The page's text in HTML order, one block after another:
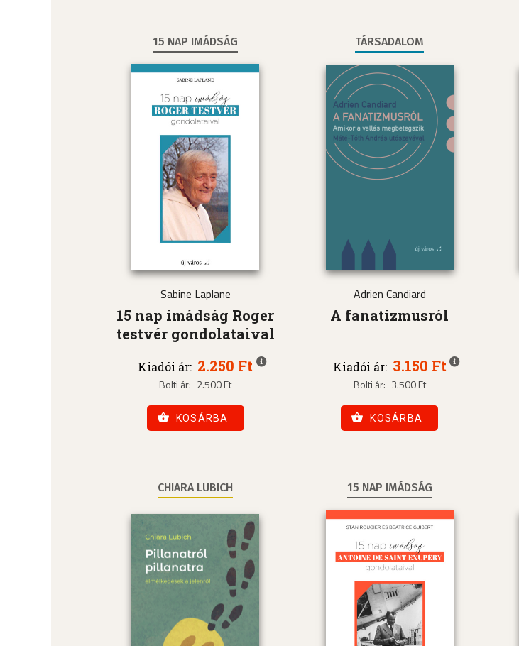
15 NAP IMÁDSÁG
Sabine Laplane
15 nap imádság Roger
testvér gondolataival
Kiadói ár: 2.250 Ft
Bolti ár: 2.500 Ft
KOSÁRBA
TÁRSADALOM
Adrien Candiard
A fanatizmusról
Kiadói ár: 3.150 Ft
Bolti ár: 3.500 Ft
KOSÁRBA
CHIARA LUBICH 15 NAP IMÁDSÁG